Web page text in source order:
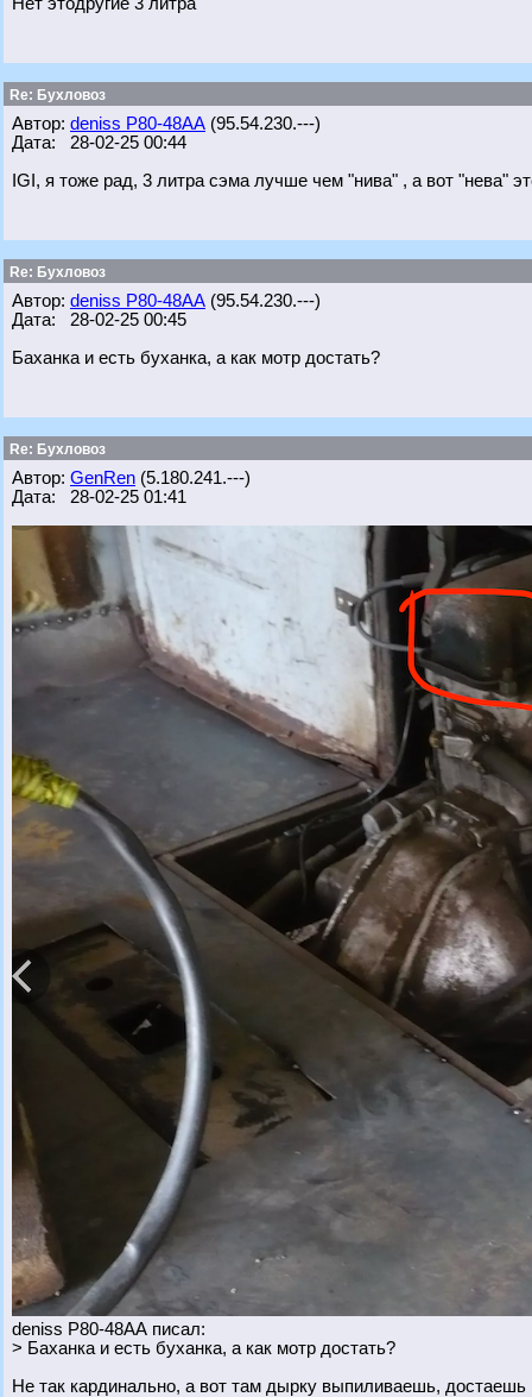
Re: Бухловоз
Автор: deniss Р80-48АА (95.54.230.---)
Дата: 28-02-25 00:44
IGI, я тоже рад, 3 литра сэма лучше чем "нива" , а вот "нева"
Re: Бухловоз
Автор: deniss Р80-48АА (95.54.230.---)
Дата: 28-02-25 00:45
Баханка и есть буханка, а как мотр достать?
Re: Бухловоз
Автор: GenRen (5.180.241.---)
Дата: 28-02-25 01:41
deniss Р80-48АА писал:
> Баханка и есть буханка, а как мотр достать?
Не так кардинально, а вот там дырку выпиливаешь, достаешь